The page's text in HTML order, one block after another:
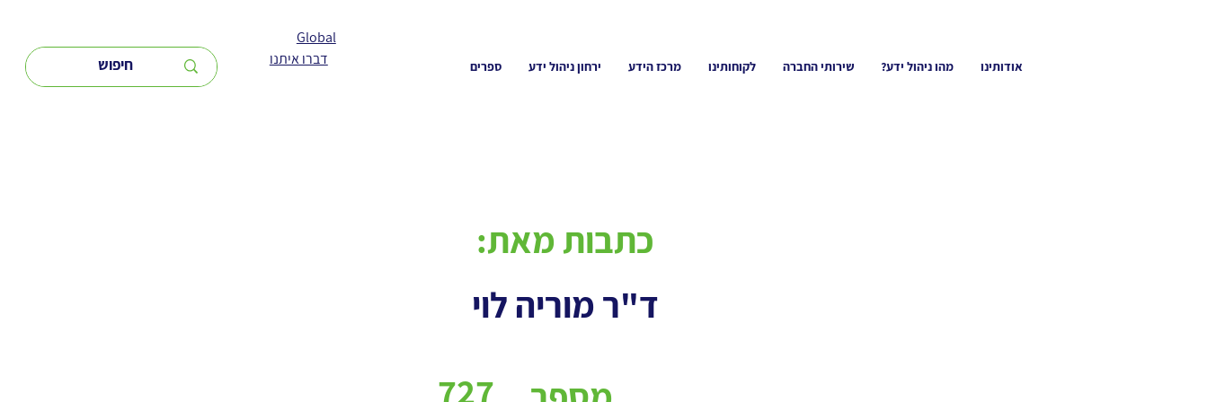
Global
אודותינו מהו ניהול ידע? שירותי החברה לקוחותינו מרכז הידע ירחון ניהול ידע ספרים דברו איתנו
ד"ר מוריה לוי
כתבות מאת:
727